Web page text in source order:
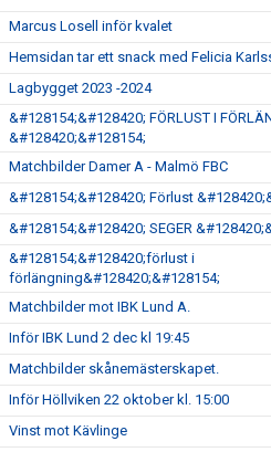
Marcus Losell inför kvalet
Hemsidan tar ett snack med Felicia
Lagbygget 2023 -2024
&#128154;&#128420; FÖRLUST I
&#128420;&#128154;
Matchbilder Damer A - Malmö FBC
&#128154;&#128420; Förlust
&#128154;&#128420; SEGER
&#128154;&#128420;förlust i
förlängning&#128420;&#128154;
Matchbilder mot IBK Lund A.
Inför IBK Lund 2 dec kl 19:45
Matchbilder skånemästerskapet.
Inför Höllviken 22 oktober kl. 15:00
Vinst mot Kävlinge